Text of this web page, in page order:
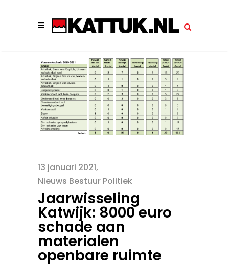
13 januari 2021
Nieuws Bestuur Politiek
Jaarwisseling
Katwijk: 8000 euro
schade aan
materialen
openbare ruimte